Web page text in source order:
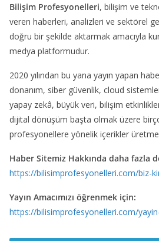
Bilişim Profesyonelleri, bilişim ve
veren haberleri, analizleri ve sektörel
doğru bir şekilde aktarmak amacıyla
medya platformudur.
2020 yılından bu yana yayın yapan
donanım, siber güvenlik, cloud
yapay zekâ, büyük veri, bilişim
dijital dönüşüm başta olmak üzere
profesyonellere yönelik içerikler
Haber Sitemiz Hakkında daha fazla
https://bilisimprofesyonelleri.com/biz-
Yayın Amacımızı öğrenmek için:
https://bilisimprofesyonelleri.com/